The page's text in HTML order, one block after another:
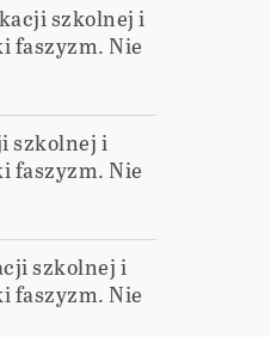
szkolnej i
faszyzm. Nie
szkolnej i
faszyzm. Nie
szkolnej i
faszyzm. Nie